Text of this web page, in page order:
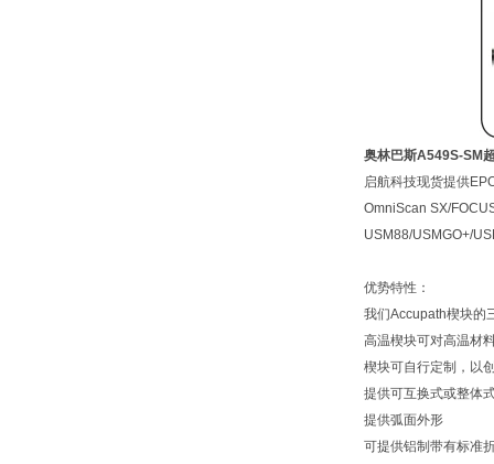
奥林巴斯A549S-SM
启航科技现货提供
OmniScan SX/
USM88/USMGO+/
优势特性：
我们Accupath楔块的
高温楔块可对高温材
楔块可自行定制，以
提供可互换式或整体
提供弧面外形
可提供铝制带有标准